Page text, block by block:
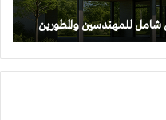
شامل للمهندسين والمطورين